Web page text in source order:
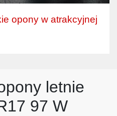
opony w atrakcyjnej
letnie
97 W